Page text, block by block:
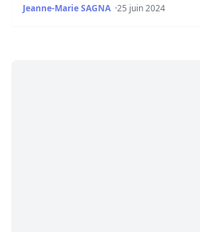
Jeanne-Marie SAGNA 25 juin 2024